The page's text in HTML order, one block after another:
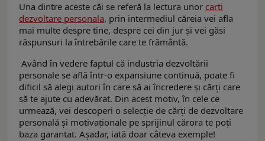
Una dintre aceste căi se referă la lectura unor carti
dezvoltare personala, prin intermediul căreia vei afla
mai multe despre tine, despre cei din jur și vei găsi
răspunsuri la întrebările care te frământă.
Având în vedere faptul că industria dezvoltării
personale se află într-o expansiune continuă, poate fi
dificil să alegi autori în care să ai încredere și cărți care
să te ajute cu adevărat. Din acest motiv, în cele ce
urmează, vei descoperi o selecție de cărți de dezvoltare
personală și motivaționale pe sprijinul cărora te poți
baza garantat. Așadar, iată doar câteva exemple!